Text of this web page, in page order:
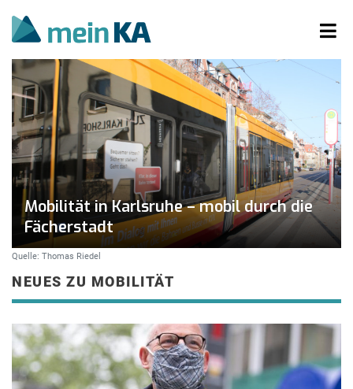
Mobilität in Karlsruhe – mobil durch die
Fächerstadt
Quelle: Thomas Riedel
NEUES ZU MOBILITÄT